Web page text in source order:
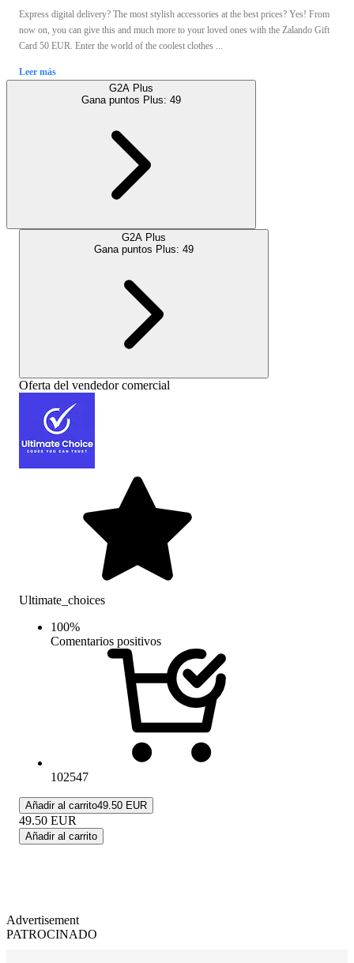
Express digital delivery? The most stylish accessories at the best prices? Yes! From
now on, you can give this and much more to your loved ones with the Zalando Gift
Card 50 EUR. Enter the world of the coolest clothes ...
Leer más
G2A Plus
Gana puntos Plus: 49
G2A Plus
Gana puntos Plus: 49
Oferta del vendedor comercial
Ultimate_choices
100%
Comentarios positivos
102547
Añadir al carrito49.50 EUR
49.50 EUR
Añadir al carrito
Advertisement
PATROCINADO